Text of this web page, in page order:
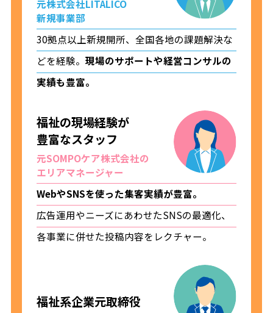
元株式会社LITALICO
新規事業部
30拠点以上新規開所、全国各地の課題解決な
どを経験。 現場のサポートや経営コンサルの
実績も豊富。
福祉の現場経験が
豊富なスタッフ
元SOMPOケア株式会社の
エリアマネージャー
WebやSNSを使った集客実績が豊富。
広告運用やニーズにあわせたSNSの最適化、
各事業に併せた投稿内容をレクチャー。
福祉系企業元取締役